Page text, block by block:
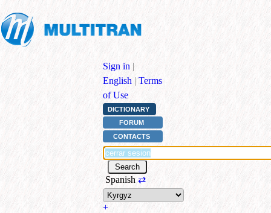
Sign in |
English | Terms
of Use
DICTIONARY
FORUM
CONTACTS
Spanish ⇄
+